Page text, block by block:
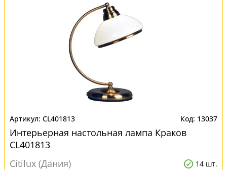
CL401813 13037
Интерьерная настольная лампа Краков
CL401813
Citilux (Дания)
14 шт.